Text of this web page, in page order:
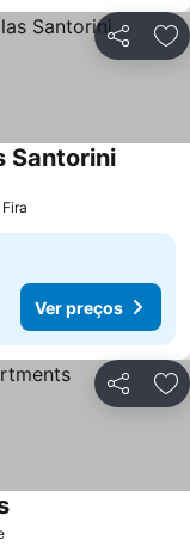
Partilhar
Santorini
Ver preços
Partilhar